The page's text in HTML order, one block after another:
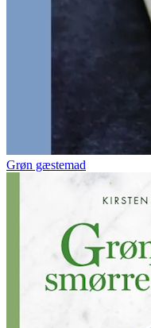
Grøn gæstemad